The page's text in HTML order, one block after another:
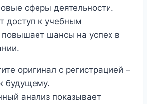
сферы деятельности.
доступ к учебным
повышает шансы на успех в
оригинал с регистрацией –
будущему.
анализ показывает